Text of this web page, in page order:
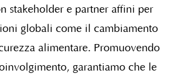
stakeholder e partner affini per
globali come il cambiamento
alimentare. Promuovendo
garantiamo che le